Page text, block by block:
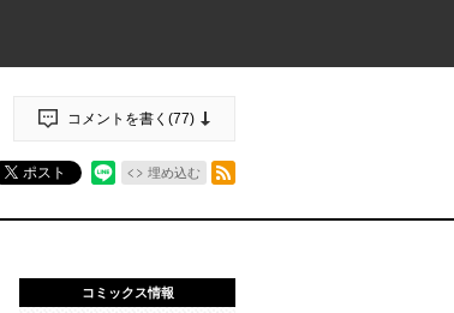
コメントを書く(77)
ポスト 埋め込む
コミックス情報